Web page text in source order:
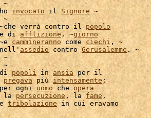
invocato il Signore ~
~
verrà contro il popolo
di afflizione, ~giorno
cammineranno come ciechi , ~
assedio contro Gerusalemme. ~
~
~
popoli in ansia per il
pregava più intensamente
ogni uomo che opera
la persecuzione , la fame,
tribolazione